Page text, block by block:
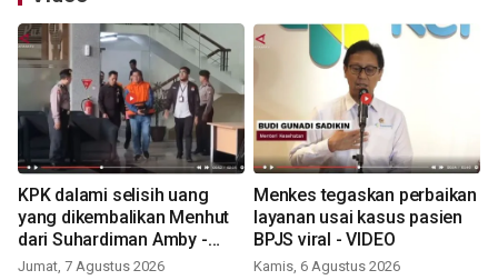
KPK dalami selisih uang
yang dikembalikan Menhut
dari Suhardiman Amby -
VIDEO
Jumat, 7 Agustus 2026
Menkes tegaskan perbaikan
layanan usai kasus pasien
BPJS viral - VIDEO
Kamis, 6 Agustus 2026